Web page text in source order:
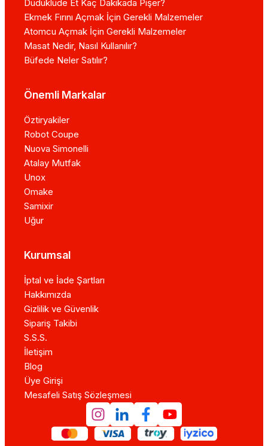
Düdüklüde Et Kaç Dakikada Pişer?
Ekmek Fırını Açmak İçin Gerekli Malzemeler
Atomcu Açmak İçin Gerekli Malzemeler
Masat Nedir, Nasıl Kullanılır?
Büfede Neler Satılır?
Önemli Markalar
Öztiryakiler
Robot Coupe
Nuova Simonelli
Atalay Mutfak
Unox
Omake
Samixir
Uğur
Kurumsal
İptal ve İade Şartları
Hakkımızda
Gizlilik ve Güvenlik
Sipariş Takibi
S.S.S.
İletişim
Blog
Üye Girişi
Mesafeli Satış Sözleşmesi